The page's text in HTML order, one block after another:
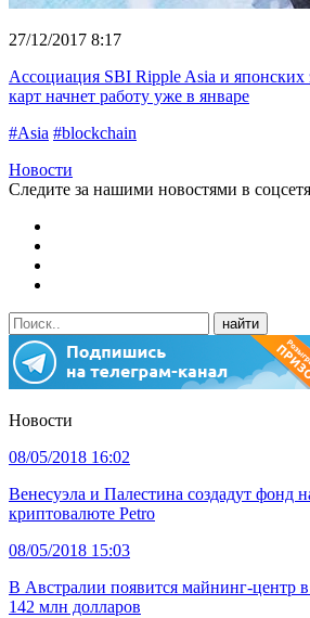
27/12/2017 8:17
Ассоциация SBI Ripple Asia и японских
карт начнет работу уже в январе
#Asia #blockchain
Новости
Следите за нашими новостями в
Новости
08/05/2018 16:02
Венесуэла и Палестина создадут фонд
криптовалюте Petro
08/05/2018 15:03
В Австралии появится майнинг-центр в
142 млн долларов